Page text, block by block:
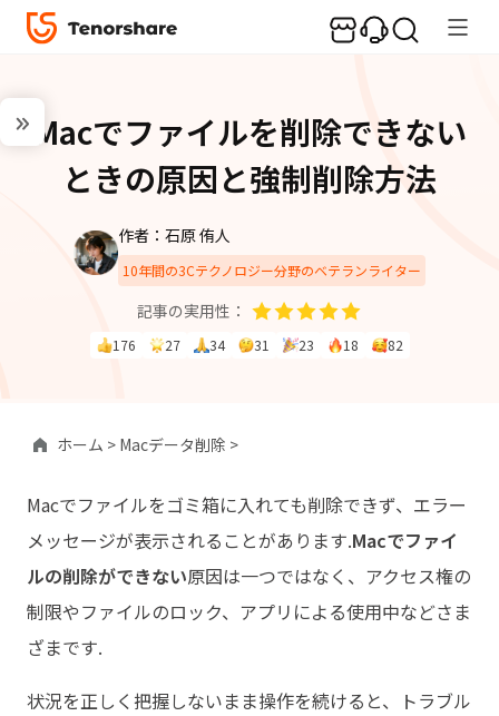
Macでファイルを削除できない
ときの原因と強制削除方法
作者：石原 侑人
10年間の3Cテクノロジー分野のベテランライター
記事の実用性：
176 27 34 31 23 18 82
ホーム > Macデータ削除 >
Macでファイルをゴミ箱に入れても削除できず、エラー
メッセージが表示されることがあります.Macでファイ
ルの削除ができない原因は一つではなく、アクセス権の
制限やファイルのロック、アプリによる使用中などさま
ざまです.
状況を正しく把握しないまま操作を続けると、トラブル